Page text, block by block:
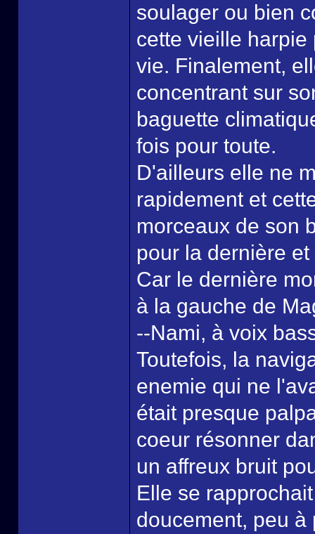
soulager ou bien
cette vieille
vie. Finalement,
concentrant sur
baguette
fois pour toute.
D'ailleurs elle ne
rapidement et
morceaux de son
pour la dernière
Car le dernière
à la gauche de
--Nami, à voix
Toutefois, la
enemie qui ne
était presque
coeur résonner
un affreux bruit
Elle se
doucement, peu